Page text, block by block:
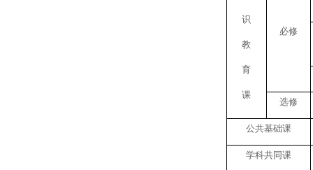
识
教
育
课
必修
选修
公共基础课
学科共同课